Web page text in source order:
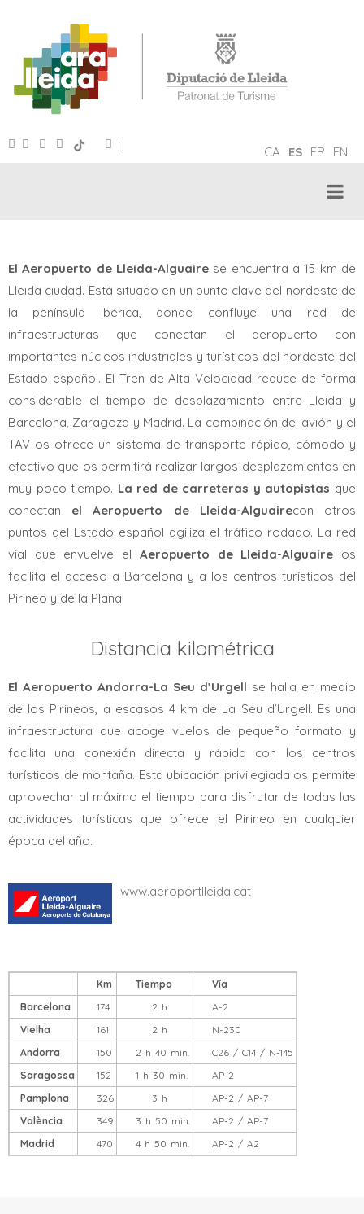
CA ES FR EN
|
El Aeropuerto de Lleida-Alguaire se encuentra a 15 km de
Lleida ciudad. Está situado en un punto clave del nordeste de
la península Ibérica, donde confluye una red de
infraestructuras que conectan el aeropuerto con
importantes núcleos industriales y turísticos del nordeste del
Estado español. El Tren de Alta Velocidad reduce de forma
considerable el tiempo de desplazamiento entre Lleida y
Barcelona, Zaragoza y Madrid. La combinación del avión y el
TAV os ofrece un sistema de transporte rápido, cómodo y
efectivo que os permitirá realizar largos desplazamientos en
muy poco tiempo. La red de carreteras y autopistas que
conectan el Aeropuerto de Lleida-Alguairecon otros
puntos del Estado español agiliza el tráfico rodado. La red
vial que envuelve el Aeropuerto de Lleida-Alguaire os
facilita el acceso a Barcelona y a los centros turísticos del
Pirineo y de la Plana.
Distancia kilométrica
El Aeropuerto Andorra-La Seu d’Urgell se halla en medio
de los Pirineos, a escasos 4 km de La Seu d’Urgell. Es una
infraestructura que acoge vuelos de pequeño formato y
facilita una conexión directa y rápida con los centros
turísticos de montaña. Esta ubicación privilegiada os permite
aprovechar al máximo el tiempo para disfrutar de todas las
actividades turísticas que ofrece el Pirineo en cualquier
época del año.
www.aeroportlleida.cat
Km Tiempo
Vía
Barcelona
174 2 h
A-2
Vielha
161 2 h
N-230
Andorra
150 2 h 40 min.
C26 / C14 / N-145
Saragossa
152 1 h 30 min.
AP-2
Pamplona
326 3 h
AP-2 / AP-7
València
349 3 h 50 min.
AP-2 / AP-7
Madrid
470 4 h 50 min. AP-2 / A2